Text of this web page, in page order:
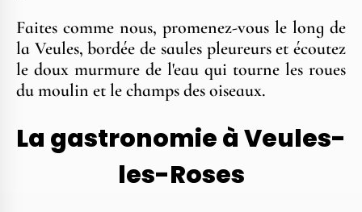
Faites comme nous, promenez-vous le long de
la Veules, bordée de saules pleureurs et écoutez
le doux murmure de l'eau qui tourne les roues
du moulin et le champs des oiseaux.
La gastronomie à Veules-
les-Roses